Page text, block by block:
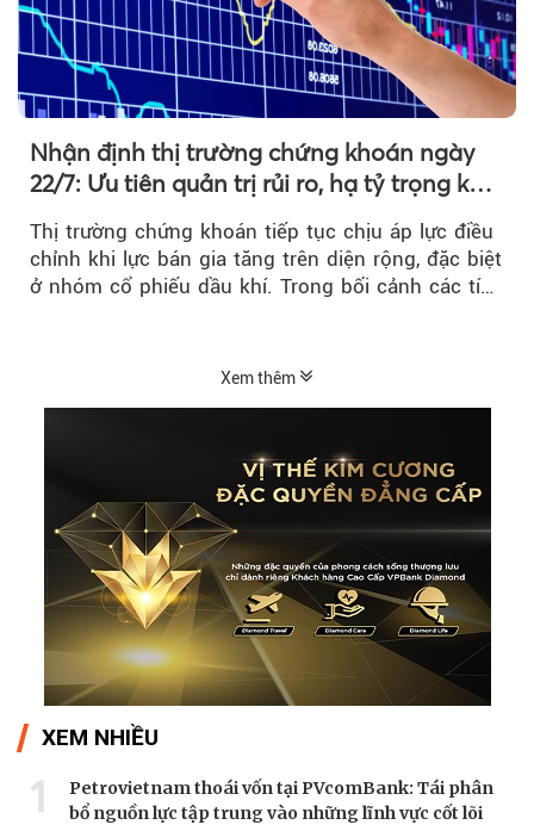
Nhận định thị trường chứng khoán ngày
22/7: Ưu tiên quản trị rủi ro, hạ tỷ trọng khi
Thị trường chứng khoán tiếp tục chịu áp lực điều
chỉnh khi lực bán gia tăng trên diện rộng, đặc biệt
ở nhóm cổ phiếu dầu khí. Trong bối cảnh các tín
Xem thêm
XEM NHIỀU
1
Petrovietnam thoái vốn tại PVcomBank: Tái phân
bổ nguồn lực tập trung vào những lĩnh vực cốt lõi